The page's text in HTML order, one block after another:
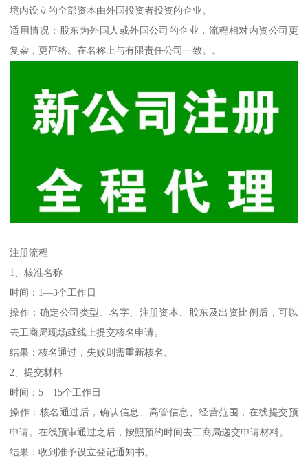
境内设立的全部资本由外国投资者投资的企业。
适用情况：股东为外国人或外国公司的企业，流程相对内资公司更
复杂，更严格。在名称上与有限责任公司一致。。
注册流程
1、核准名称
时间：1—3个工作日
操作：确定公司类型、名字、注册资本、股东及出资比例后，可以
去工商局现场或线上提交核名申请。
结果：核名通过，失败则需重新核名。
2、提交材料
时间：5—15个工作日
操作：核名通过后，确认信息、高管信息、经营范围，在线提交预
申请。在线预审通过之后，按照预约时间去工商局递交申请材料。
结果：收到准予设立登记通知书。